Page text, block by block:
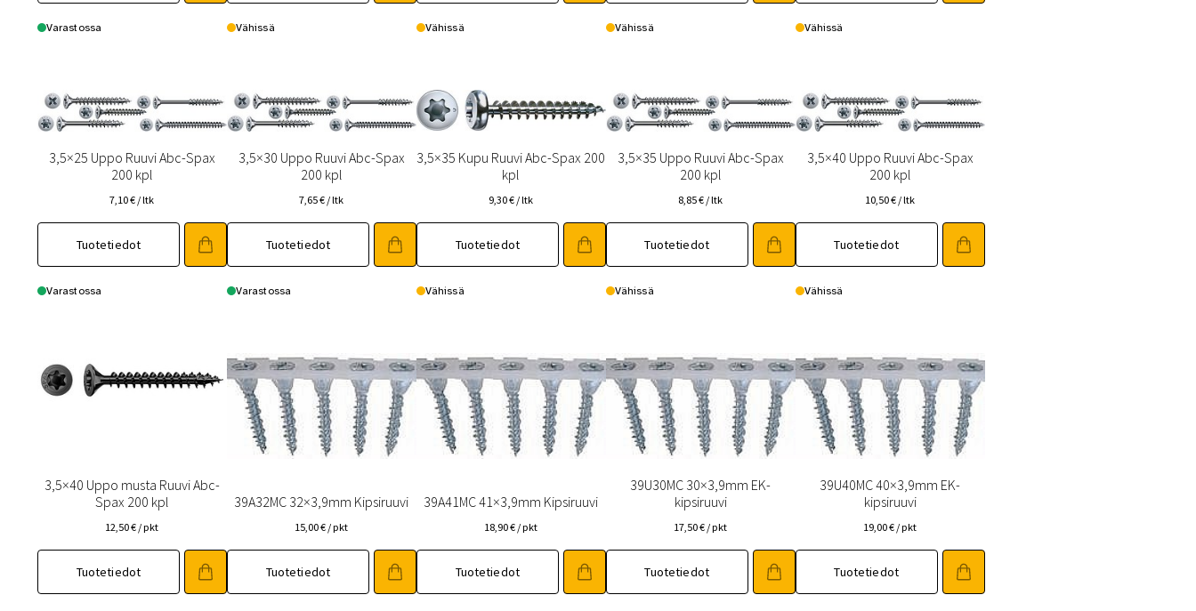
Varastossa Vähissä Vähissä Vähissä Vähissä
3,5×25 Uppo Ruuvi Abc-Spax
200 kpl
7,10€ / ltk
Tuotetiedot
Varastossa
3,5×30 Uppo Ruuvi Abc-Spax
200 kpl
7,65€ / ltk
Tuotetiedot
Varastossa
3,5×35 Kupu Ruuvi Abc-Spax 200
kpl
9,30€ / ltk
Tuotetiedot
Vähissä
3,5×35 Uppo Ruuvi Abc-Spax
200 kpl
8,85€ / ltk
Tuotetiedot
Vähissä
3,5×40 Uppo Ruuvi Abc-Spax
200 kpl
10,50€ / ltk
Tuotetiedot
Vähissä
3,5×40 Uppo musta Ruuvi Abc-
Spax 200 kpl
12,50€ / pkt
Tuotetiedot
39A32MC 32×3,9mm Kipsiruuvi
15,00€ / pkt
Tuotetiedot
39A41MC 41×3,9mm Kipsiruuvi
18,90€ / pkt
Tuotetiedot
39U30MC 30×3,9mm EK-
kipsiruuvi
17,50€ / pkt
Tuotetiedot
39U40MC 40×3,9mm EK-
kipsiruuvi
19,00€ / pkt
Tuotetiedot